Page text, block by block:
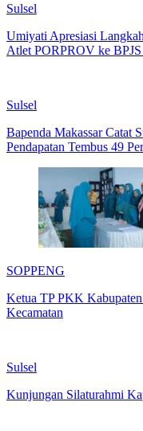
Sulsel
Umiyati Apresiasi
Atlet PORPROV ke BPJS
Sulsel
Bapenda Makassar Catat
Pendapatan Tembus 49
SOPPENG
Ketua TP PKK
Kecamatan
Sulsel
Kunjungan Silaturahmi